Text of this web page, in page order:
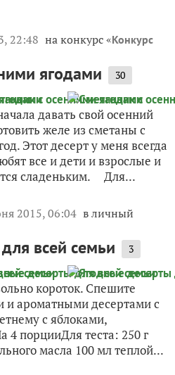
22:48 на конкурс «Конкурс
ягодами 30
давать свой осенний
желе из сметаны с
Этот десерт у меня всегда
все и дети и взрослые и
сладеньким. Для...
2015, 06:04 в личный
всей семьи 3
короток. Спешите
и ароматными десертами с
c яблоками,
4 порцииДля теста: 250 г
масла 100 мл теплой...